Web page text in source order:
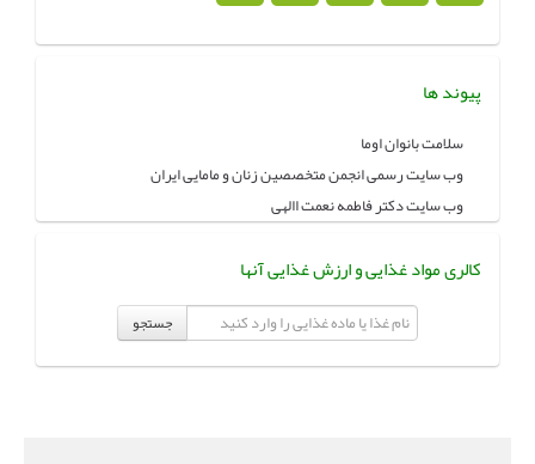
پیوند ها
سلامت بانوان اوما
وب سایت رسمی انجمن متخصصین زنان و مامایی ایران
وب سایت دکتر فاطمه نعمت االهی
کالری مواد غذایی و ارزش غذایی آنها
جستجو